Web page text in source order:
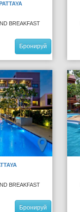
BREAKFAST
Бронируй
BREAKFAST
Бронируй